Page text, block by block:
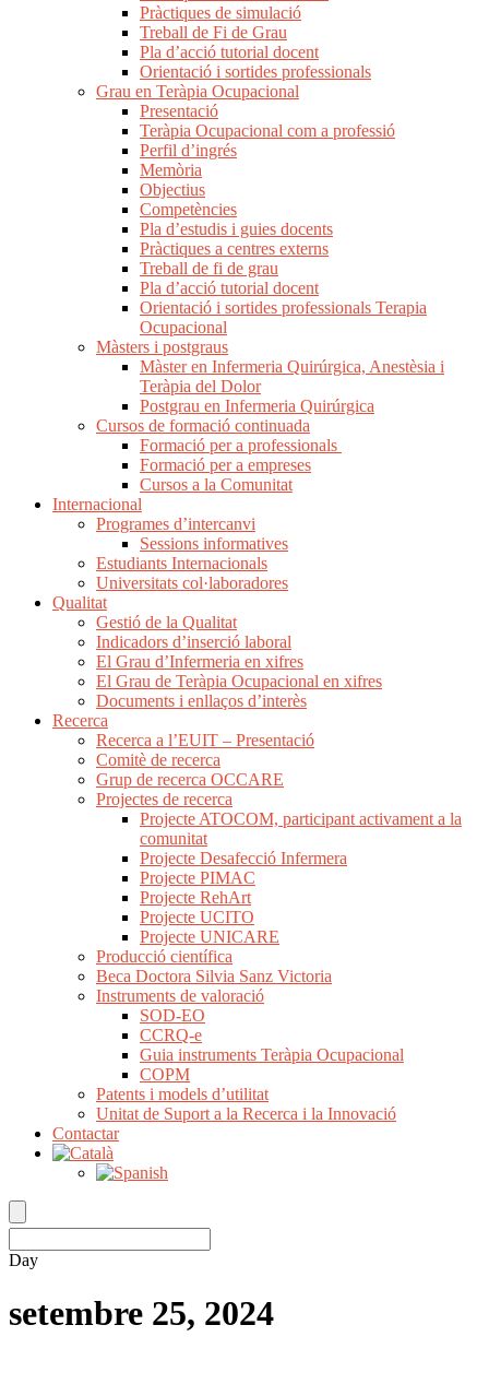
Pràctiques de simulació
Treball de Fi de Grau
Pla d’acció tutorial docent
Orientació i sortides professionals
Grau en Teràpia Ocupacional
Presentació
Teràpia Ocupacional com a professió
Perfil d’ingrés
Memòria
Objectius
Competències
Pla d’estudis i guies docents
Pràctiques a centres externs
Treball de fi de grau
Pla d’acció tutorial docent
Orientació i sortides professionals Terapia
Ocupacional
Màsters i postgraus
Màster en Infermeria Quirúrgica, Anestèsia i
Teràpia del Dolor
Postgrau en Infermeria Quirúrgica
Cursos de formació continuada
Formació per a professionals
Formació per a empreses
Cursos a la Comunitat
Internacional
Programes d’intercanvi
Sessions informatives
Estudiants Internacionals
Universitats col·laboradores
Qualitat
Gestió de la Qualitat
Indicadors d’inserció laboral
El Grau d’Infermeria en xifres
El Grau de Teràpia Ocupacional en xifres
Documents i enllaços d’interès
Recerca
Recerca a l’EUIT – Presentació
Comitè de recerca
Grup de recerca OCCARE
Projectes de recerca
Projecte ATOCOM, participant activament a la
comunitat
Projecte Desafecció Infermera
Projecte PIMAC
Projecte RehArt
Projecte UCITO
Projecte UNICARE
Producció científica
Beca Doctora Silvia Sanz Victoria
Instruments de valoració
SOD-EO
CCRQ-e
Guia instruments Teràpia Ocupacional
COPM
Patents i models d’utilitat
Unitat de Suport a la Recerca i la Innovació
Contactar
Day
setembre 25, 2024